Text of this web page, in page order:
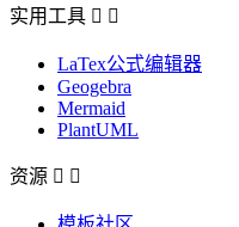
实用工具  
LaTex公式编辑器
Geogebra
Mermaid
PlantUML
资源  